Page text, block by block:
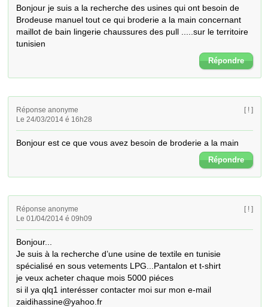
Bonjour je suis a la recherche des usines qui ont besoin de
Brodeuse manuel tout ce qui broderie a la main concernant
maillot de bain lingerie chaussures des pull .....sur le territoire
tunisien
Répondre
Réponse anonyme
Le 24/03/2014 é 16h28
[ ! ]
Bonjour est ce que vous avez besoin de broderie a la main
Répondre
Réponse anonyme
Le 01/04/2014 é 09h09
[ ! ]
Bonjour...
Je suis à la recherche d’une usine de textile en tunisie
spécialisé en sous vetements LPG...Pantalon et t-shirt
je veux acheter chaque mois 5000 piéces
si il ya qlq1 interésser contacter moi sur mon e-mail
zaidihassine@yahoo.fr